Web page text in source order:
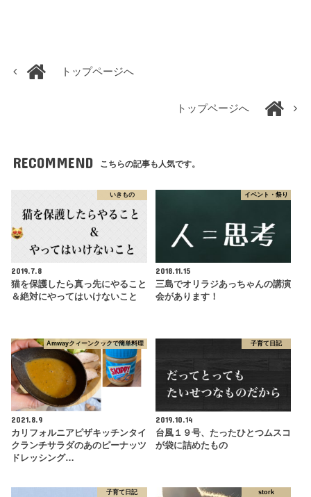
トップページへ
トップページへ
RECOMMEND こちらの記事も人気です。
いきもの
2019.7.8
猫を保護したら真っ先にやること
＆絶対にやってはいけないこと
イベント・祭り
2018.11.15
三島でオリラジあっちゃんの講演
会があります！
Amwayクィーンクックで簡単料理
2021.8.9
カリフォルニアピザキッチンタイ
クランチサラダのあのピーナッツ
ドレッシング…
子育て日記
2019.10.14
台風１９号、たったひとつムスコ
が袋に詰めたもの
子育て日記 stork